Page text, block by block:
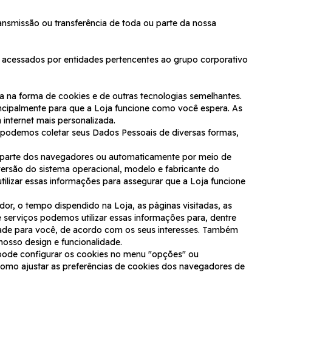
ou transferência de toda ou parte da nossa
por entidades pertencentes ao grupo corporativo
forma de cookies e de outras tecnologias semelhantes.
para que a Loja funcione como você espera. As
mais personalizada.
coletar seus Dados Pessoais de diversas formas,
dos navegadores ou automaticamente por meio de
do sistema operacional, modelo e fabricante do
essas informações para assegurar que a Loja funcione
o tempo dispendido na Loja, as páginas visitadas, as
podemos utilizar essas informações para, dentre
para você, de acordo com os seus interesses. Também
design e funcionalidade.
configurar os cookies no menu "opções" ou
ajustar as preferências de cookies dos navegadores de